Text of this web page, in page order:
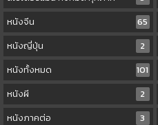
หนังจีน
65
หนังญี่ปุ่น
2
หนังทั้งหมด
101
หนังผี
2
หนังภาคต่อ
3